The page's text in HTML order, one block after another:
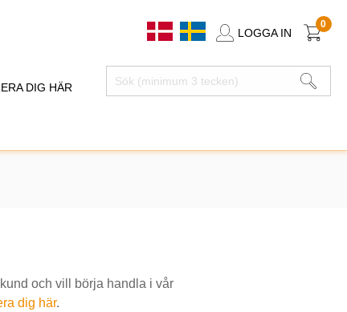
LOGGA IN
0
DIG HÄR
och vill börja handla i vår
dig här.